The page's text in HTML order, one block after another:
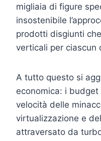
migliaia di figure
insostenibile
prodotti disgiunti
verticali per ciascun
A tutto questo si
economica: i
velocità delle
virtualizzazione e
attraversato da